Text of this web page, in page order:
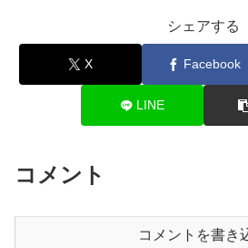
シェアする
X Facebook
LINE
コメント
コメントを書き